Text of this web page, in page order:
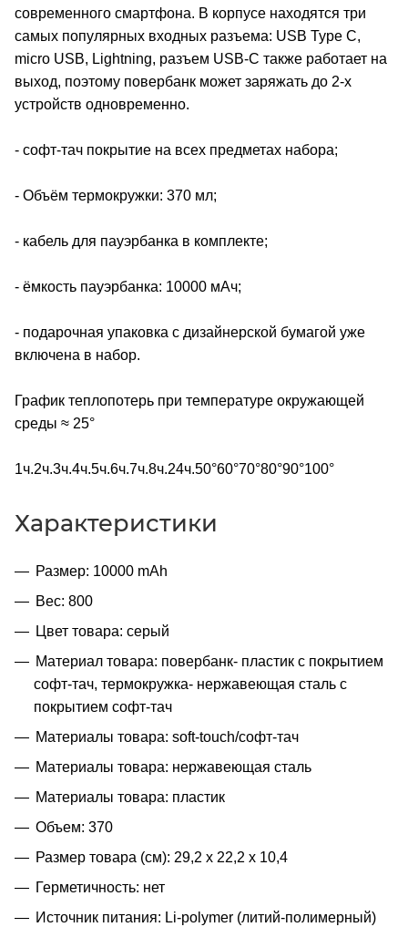
современного смартфона. В корпусе находятся три
самых популярных входных разъема: USB Type C,
micro USB, Lightning, разъем USB-C также работает на
выход, поэтому повербанк может заряжать до 2-х
устройств одновременно.
- софт-тач покрытие на всех предметах набора;
- Объём термокружки: 370 мл;
- кабель для пауэрбанка в комплекте;
- ёмкость пауэрбанка: 10000 мАч;
- подарочная упаковка с дизайнерской бумагой уже
включена в набор.
График теплопотерь при температуре окружающей
среды ≈ 25°
1ч.2ч.3ч.4ч.5ч.6ч.7ч.8ч.24ч.50°60°70°80°90°100°
Характеристики
Размер: 10000 mAh
Вес: 800
Цвет товара: серый
Материал товара: повербанк- пластик с покрытием
софт-тач, термокружка- нержавеющая cталь с
покрытием софт-тач
Материалы товара: soft-touch/софт-тач
Материалы товара: нержавеющая cталь
Материалы товара: пластик
Объем: 370
Размер товара (см): 29,2 х 22,2 х 10,4
Герметичность: нет
Источник питания: Li-polymer (литий-полимерный)